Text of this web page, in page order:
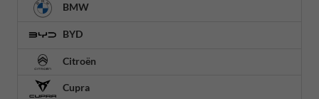
BMW
BYD
Citroën
Cupra